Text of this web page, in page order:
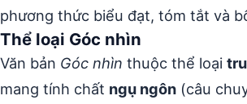
phương thức biểu đạt, tóm tắt và
Thể loại Góc nhìn
Văn bản Góc nhìn thuộc thể loại
mang tính chất ngụ ngôn (câu